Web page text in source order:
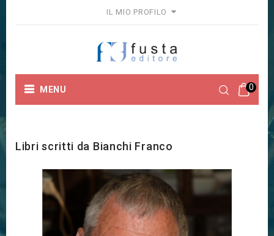
IL MIO PROFILO
0
MENU
Libri scritti da Bianchi Franco